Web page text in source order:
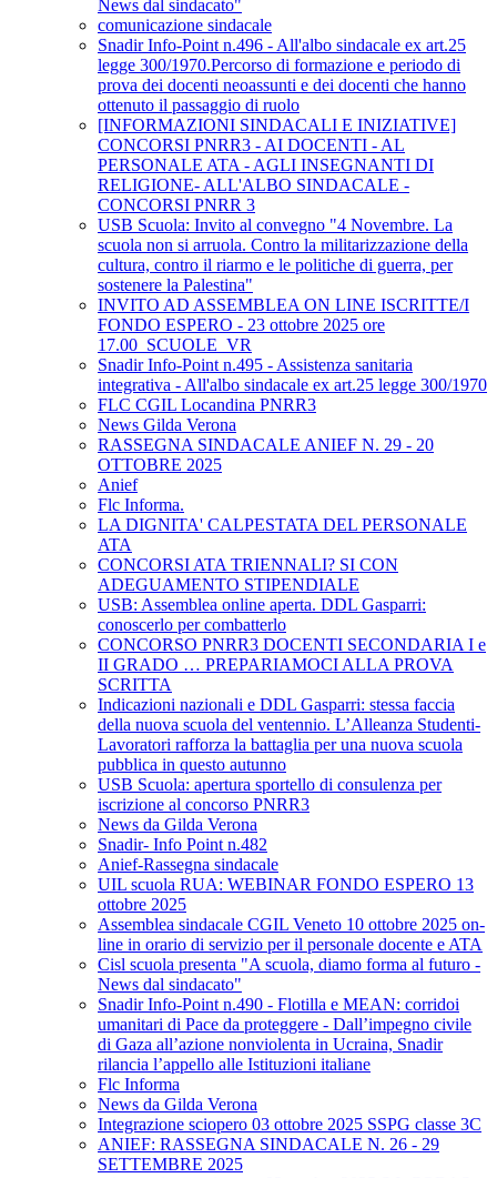
News dal sindacato"
comunicazione sindacale
Snadir Info-Point n.496 - All'albo sindacale ex art.25
legge 300/1970.Percorso di formazione e periodo di
prova dei docenti neoassunti e dei docenti che hanno
ottenuto il passaggio di ruolo
[INFORMAZIONI SINDACALI E INIZIATIVE]
CONCORSI PNRR3 - AI DOCENTI - AL
PERSONALE ATA - AGLI INSEGNANTI DI
RELIGIONE- ALL'ALBO SINDACALE -
CONCORSI PNRR 3
USB Scuola: Invito al convegno "4 Novembre. La
scuola non si arruola. Contro la militarizzazione della
cultura, contro il riarmo e le politiche di guerra, per
sostenere la Palestina"
INVITO AD ASSEMBLEA ON LINE ISCRITTE/I
FONDO ESPERO - 23 ottobre 2025 ore
17.00_SCUOLE_VR
Snadir Info-Point n.495 - Assistenza sanitaria
integrativa - All'albo sindacale ex art.25 legge 300/1970
FLC CGIL Locandina PNRR3
News Gilda Verona
RASSEGNA SINDACALE ANIEF N. 29 - 20
OTTOBRE 2025
Anief
Flc Informa.
LA DIGNITA' CALPESTATA DEL PERSONALE
ATA
CONCORSI ATA TRIENNALI? SI CON
ADEGUAMENTO STIPENDIALE
USB: Assemblea online aperta. DDL Gasparri:
conoscerlo per combatterlo
CONCORSO PNRR3 DOCENTI SECONDARIA I e
II GRADO … PREPARIAMOCI ALLA PROVA
SCRITTA
Indicazioni nazionali e DDL Gasparri: stessa faccia
della nuova scuola del ventennio. L’Alleanza Studenti-
Lavoratori rafforza la battaglia per una nuova scuola
pubblica in questo autunno
USB Scuola: apertura sportello di consulenza per
iscrizione al concorso PNRR3
News da Gilda Verona
Snadir- Info Point n.482
Anief-Rassegna sindacale
UIL scuola RUA: WEBINAR FONDO ESPERO 13
ottobre 2025
Assemblea sindacale CGIL Veneto 10 ottobre 2025 on-
line in orario di servizio per il personale docente e ATA
Cisl scuola presenta "A scuola, diamo forma al futuro -
News dal sindacato"
Snadir Info-Point n.490 - Flotilla e MEAN: corridoi
umanitari di Pace da proteggere - Dall’impegno civile
di Gaza all’azione nonviolenta in Ucraina, Snadir
rilancia l’appello alle Istituzioni italiane
Flc Informa
News da Gilda Verona
Integrazione sciopero 03 ottobre 2025 SSPG classe 3C
ANIEF: RASSEGNA SINDACALE N. 26 - 29
SETTEMBRE 2025